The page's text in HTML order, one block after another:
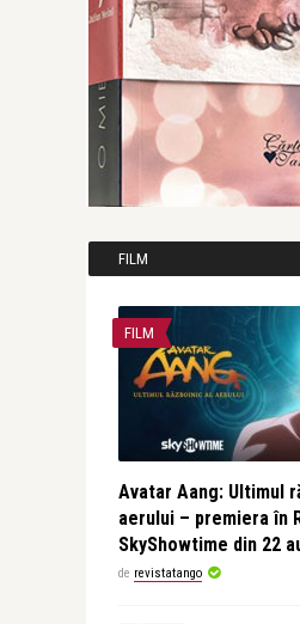
FILM
FILM
Avatar Aang: Ultimul
aerului – premiera în
SkyShowtime din 22
de revistatango